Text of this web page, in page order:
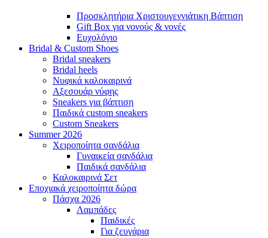
Προσκλητήρια Χριστουγεννιάτικη Βάπτιση
Gift Box για νονούς & νονές
Ευχολόγιο
Bridal & Custom Shoes
Bridal sneakers
Bridal heels
Νυφικά καλοκαιρινά
Αξεσουάρ νύφης
Sneakers για βάπτιση
Παιδικά custom sneakers
Custom Sneakers
Summer 2026
Χειροποίητα σανδάλια
Γυναικεία σανδάλια
Παιδικά σανδάλια
Καλοκαιρινά Σετ
Εποχιακά χειροποίητα δώρα
Πάσχα 2026
Λαμπάδες
Παιδικές
Για ζευγάρια